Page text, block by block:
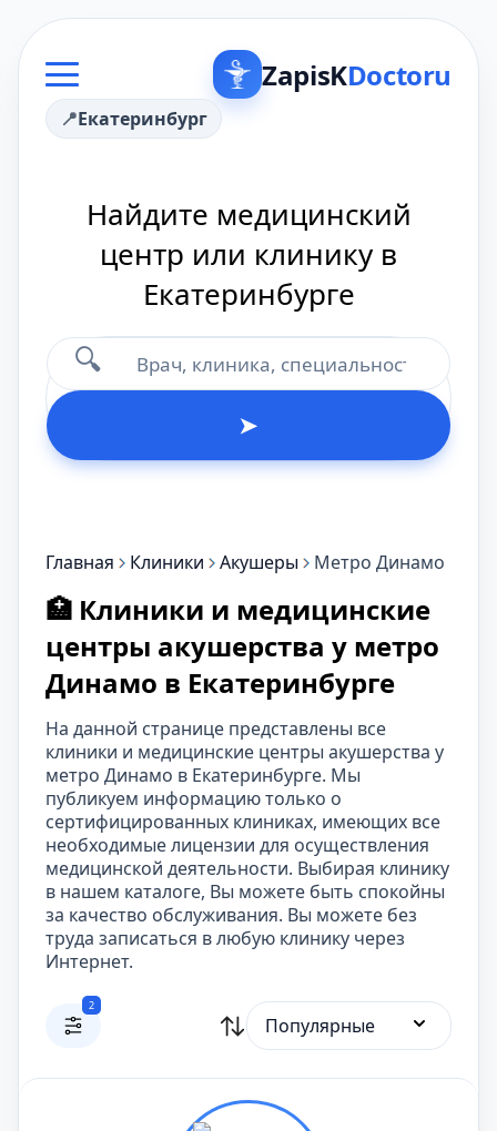
ZapisKDoctoru
Екатеринбург
Найдите медицинский
центр или клинику в
Екатеринбурге
🔍
➤
Главная Клиники Акушеры Метро Динамо
🏥 Клиники и медицинские
центры акушерства у метро
Динамо в Екатеринбурге
На данной странице представлены все
клиники и медицинские центры акушерства у
метро Динамо в Екатеринбурге. Мы
публикуем информацию только о
сертифицированных клиниках, имеющих все
необходимые лицензии для осуществления
медицинской деятельности. Выбирая клинику
в нашем каталоге, Вы можете быть спокойны
за качество обслуживания. Вы можете без
труда записаться в любую клинику через
Интернет.
2
Популярные